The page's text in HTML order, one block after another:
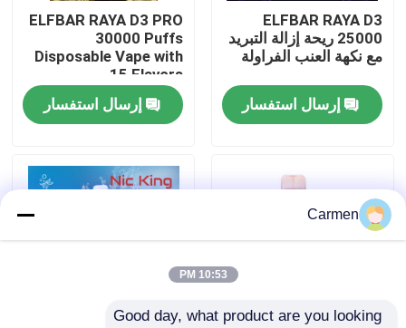
جولة في المعمل
ضبط الجودة
طلب اقتباس
ELFBAR الـ Vape
ELFBAR RAYA D3
25000 ريحة إزالة التبريد
مع نكهة العنب الفراولة
إرسال استفسار
ELFBAR RAYA D3 PRO
30000 Puffs
Disposable Vape with
15 Flavors
إرسال استفسار
Carmen
10:53 PM
Good day, what product are you looking